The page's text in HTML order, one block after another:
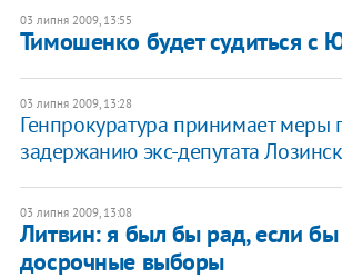
03 липня 2009, 13:55
Тимошенко будет судиться с
03 липня 2009, 13:28
Генпрокуратура принимает меры
задержанию экс-депутата
03 липня 2009, 13:08
Литвин: я был бы рад, если бы
досрочные выборы